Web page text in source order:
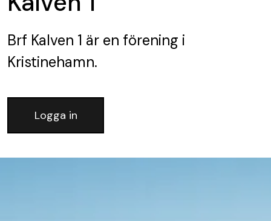
Brf Kalven 1 är en förening i
Kristinehamn.
Logga in